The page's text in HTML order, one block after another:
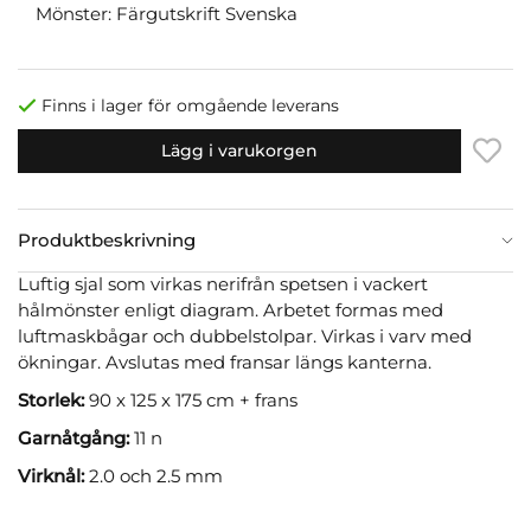
Mönster: Färgutskrift Svenska
Finns i lager för omgående leverans
Lägg i varukorgen
Produktbeskrivning
Luftig sjal som virkas nerifrån spetsen i vackert
hålmönster enligt diagram. Arbetet formas med
luftmaskbågar och dubbelstolpar. Virkas i varv med
ökningar. Avslutas med fransar längs kanterna.
Storlek:90 x 125 x 175 cm + frans
Garnåtgång:11 n
Virknål:2.0 och 2.5 mm